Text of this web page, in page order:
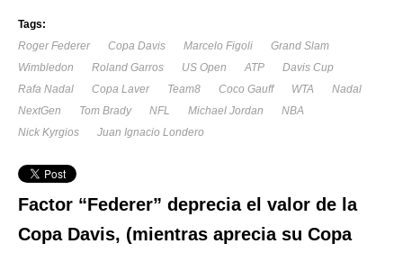
Tags:
Roger Federer
Copa Davis Marcelo Figoli
Grand Slam
Wimbledon
Roland Garros US Open ATP
Davis Cup
Rafa Nadal
Copa Laver Team8 Coco Gauff WTA
Nadal
NextGen
Tom Brady NFL Michael Jordan
NBA
Nick Kyrgios
Juan Ignacio Londero
Factor “Federer” deprecia el valor de la
Copa Davis, (mientras aprecia su Copa